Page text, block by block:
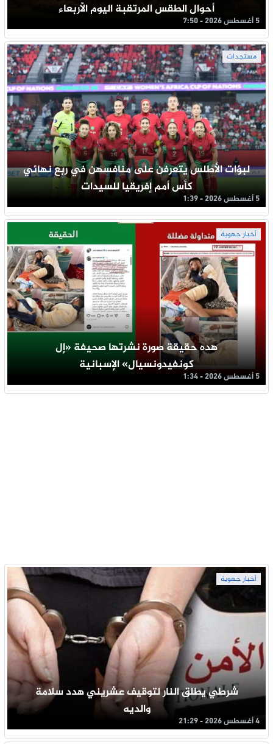
أحوال الطقس المرتقبة اليوم الأربعاء
5 أغسطس 2026 - 7:50
مستجدات
لبؤات الأطلس يتعرفن على منافسهن في ربع نهائي
كأس أمم إفريقيا للسيدات
5 أغسطس 2026 - 1:39
أخبار جهوية
هده حقيقة صورة نشرتها صحيفة «إل
كونفيدونسيال» الإسبانية
5 أغسطس 2026 - 1:34
أخبار جهوية
شرطي يطلق النار لتوقيف عشريني هدد سلامة
والديه
4 أغسطس 2026 - 21:29